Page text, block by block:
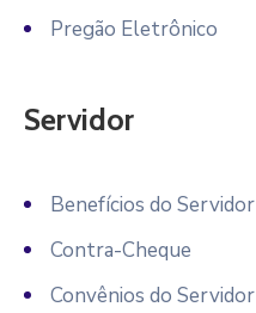
Pregão Eletrônico
Servidor
Benefícios do Servidor
Contra-Cheque
Convênios do Servidor